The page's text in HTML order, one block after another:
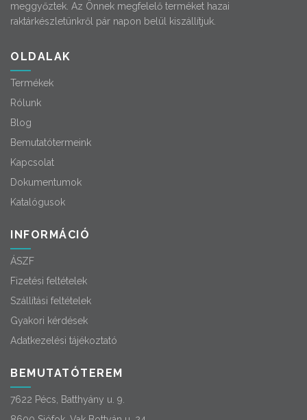
meggyőztek. Az Önnek megfelelő terméket hazai
raktárkészletünkről pár napon belül kiszállítjuk.
OLDALAK
Termékek
Rólunk
Blog
Bemutatótermeink
Kapcsolat
Dokumentumok
Katalógusok
INFORMÁCIÓ
ÁSZF
Fizetési feltételek
Szállítási feltételek
Gyakori kérdések
Adatkezelési tájékoztató
BEMUTATÓTEREM
7622 Pécs, Batthyány u. 9.